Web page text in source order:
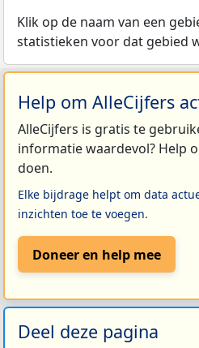
Klik op de naam van een
statistieken voor dat gebied
Help om AlleCijfers
AlleCijfers is gratis te
informatie waardevol? Help
doen.
Elke bijdrage helpt om data
inzichten toe te voegen.
Doneer en help mee
Deel deze pagina